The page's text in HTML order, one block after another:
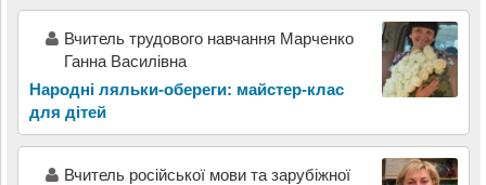
Вчитель трудового навчання Марченко
Ганна Василівна
Народні ляльки-обереги: майстер-клас
для дітей
Вчитель російської мови та зарубіжної